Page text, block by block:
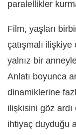
paralellikler
Film, yaşları
çatışmalı
yalnız bir
Anlatı boyunca
dinamiklerine
ilişkisini göz ardı
ihtiyaç duyduğu